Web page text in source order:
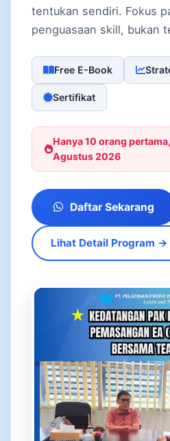
tentukan sendiri. Fokus
penguasaan skill, bukan
Free E-Book
Sertifikat
Hanya 10 orang
Agustus 2026
Daftar Sekarang
Lihat Detail Program →